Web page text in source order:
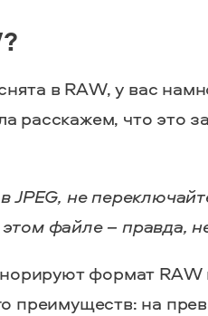
в RAW, у вас
расскажем, что это
JPEG, не
файле – правда,
формат RAW
преимуществ: на